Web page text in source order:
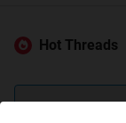
Hot Threads